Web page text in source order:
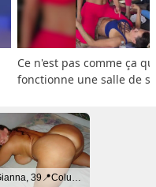
Ce n'est pas comme ça
fonctionne une salle de